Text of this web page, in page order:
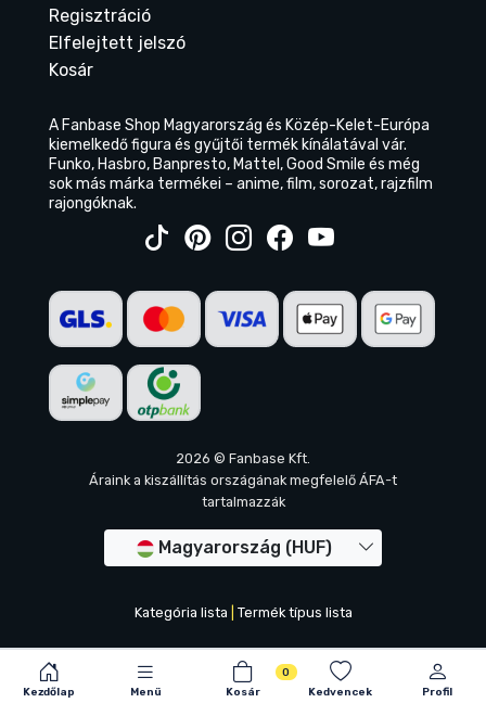
Kezdőlap Menü Kosár
0
Kedvencek
Profil
Regisztráció
Elfelejtett jelszó
Kosár
A Fanbase Shop Magyarország és Közép-Kelet-Európa
kiemelkedő figura és gyűjtői termék kínálatával vár.
Funko, Hasbro, Banpresto, Mattel, Good Smile és még
sok más márka termékei – anime, film, sorozat, rajzfilm
rajongóknak.
2026 © Fanbase Kft.
Áraink a kiszállítás országának megfelelő ÁFA-t
tartalmazzák
Magyarország (HUF)
Kategória lista Termék típus lista